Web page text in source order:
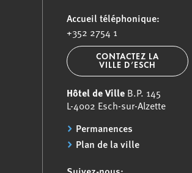
Accueil téléphonique:
+352 2754 1
CONTACTEZ LA
VILLE D’ESCH
Hôtel de Ville B.P. 145
L-4002 Esch-sur-Alzette
Permanences
Plan de la ville